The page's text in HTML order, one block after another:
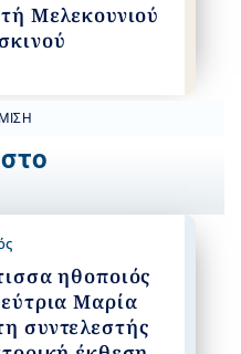
Μελεκουνιού
ηθοποιός
Μαρία
συντελεστής